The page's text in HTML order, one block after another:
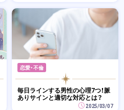
恋愛・不倫
毎日ラインする男性の心理7つ！脈
ありサインと適切な対応とは？
2025/03/07